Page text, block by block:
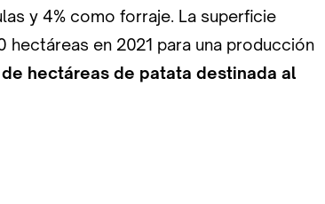
y 4% como forraje. La superficie
en 2021 para una producción
de hectáreas de patata destinada al